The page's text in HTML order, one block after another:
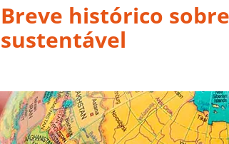
Breve histórico
sustentável